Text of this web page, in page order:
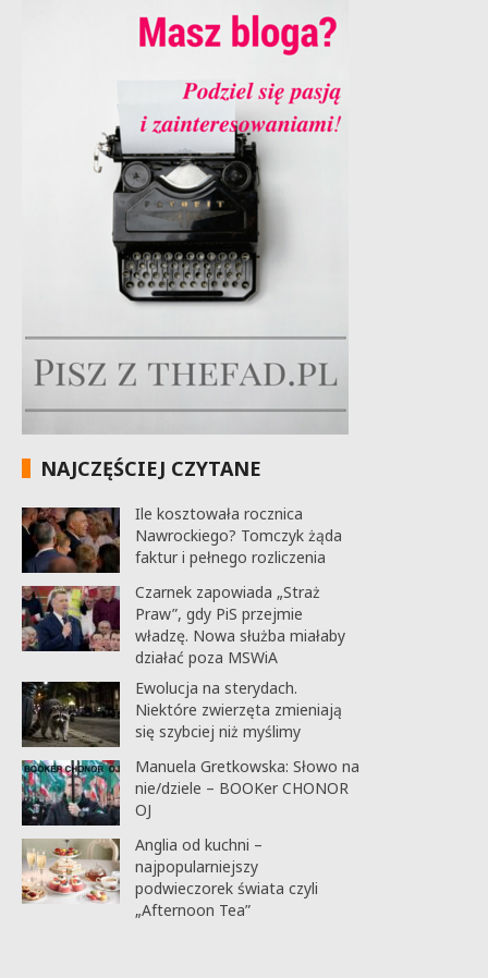
NAJCZĘŚCIEJ CZYTANE
Ile kosztowała rocznica
Nawrockiego? Tomczyk żąda
faktur i pełnego rozliczenia
Czarnek zapowiada „Straż
Praw”, gdy PiS przejmie
władzę. Nowa służba miałaby
działać poza MSWiA
Ewolucja na sterydach.
Niektóre zwierzęta zmieniają
się szybciej niż myślimy
Manuela Gretkowska: Słowo na
nie/dziele – BOOKer CHONOR
OJ
Anglia od kuchni –
najpopularniejszy
podwieczorek świata czyli
„Afternoon Tea”